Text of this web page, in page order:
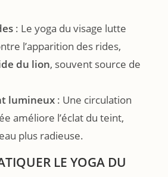
: Le yoga du visage lutte
l’apparition des rides,
du lion, souvent source de
lumineux : Une circulation
améliore l’éclat du teint,
plus radieuse.
LE YOGA DU